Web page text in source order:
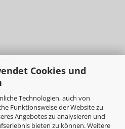
Cookies und
Technologien, auch von
Funktionsweise der Website zu
Angebotes zu analysieren und
bieten zu können. Weitere